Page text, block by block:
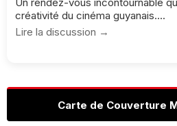
créativité du cinéma guyanais....
Lire la discussion →
Carte de Couverture